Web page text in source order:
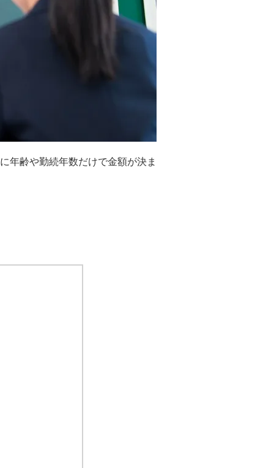
年齢や勤続年数だけで金額が決ま